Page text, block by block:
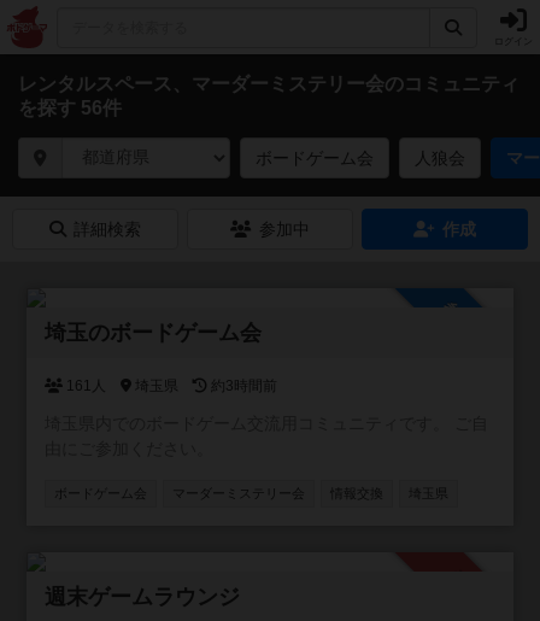
レンタルスペース、マーダーミステリー会のコミュニティ
を探す 56件
ボードゲーム会 人狼会 マ
詳細検索 参加中 作成
埼玉のボードゲーム会
161人 埼玉県 約3時間前
ボードゲーム会 マーダーミステリー会 情報交換
週末ゲームラウンジ